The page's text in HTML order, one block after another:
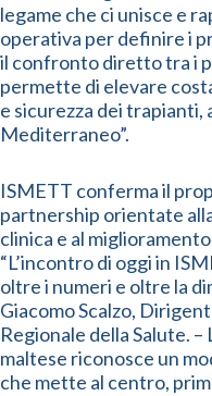
legame che ci unisce e
operativa per definire i
il confronto diretto tra i
permette di elevare
e sicurezza dei
Mediterraneo”.
ISMETT conferma il
partnership orientate
clinica e al
“L’incontro di oggi in
oltre i numeri e oltre la
Giacomo Scalzo,
Regionale della Salute.
maltese riconosce un
che mette al centro,